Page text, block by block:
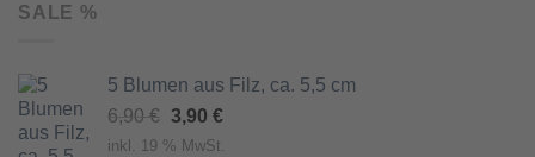
SALE %
5 Blumen aus Filz, ca. 5,5 cm
6,90 € Ursprünglicher
Preis
3,90 €Aktueller
inkl. 19 % MwSt.